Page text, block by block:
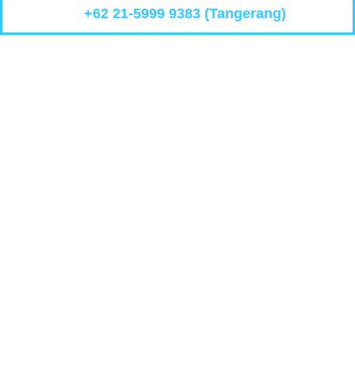
+62 21-5999 9383 (Tangerang)